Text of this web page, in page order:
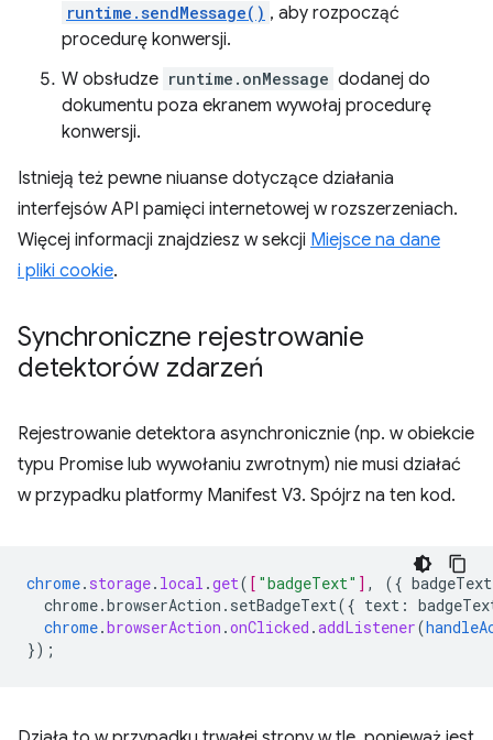
runtime.sendMessage() , aby rozpocząć
procedurę konwersji.
W obsłudze runtime.onMessage dodanej do
dokumentu poza ekranem wywołaj procedurę
konwersji.
Istnieją też pewne niuanse dotyczące działania
interfejsów API pamięci internetowej w rozszerzeniach.
Więcej informacji znajdziesz w sekcji Miejsce na dane
i pliki cookie.
Synchroniczne rejestrowanie
detektorów zdarzeń
Rejestrowanie detektora asynchronicznie (np. w obiekcie
typu Promise lub wywołaniu zwrotnym) nie musi działać
w przypadku platformy Manifest V3. Spójrz na ten kod.
chrome. storage. local .get( [ "badgeText" ] , ({ badgeText
chrome.browserAction.setBadgeText({ text :
chrome.browserAction .onClicked .addListener(
});